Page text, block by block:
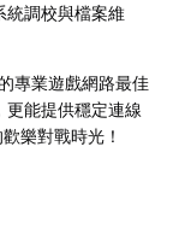
統調校與檔案維
專業遊戲網路最佳
更能提供穩定連線
樂對戰時光！